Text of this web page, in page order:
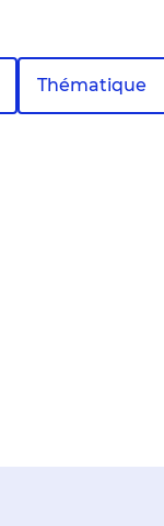
Thématique